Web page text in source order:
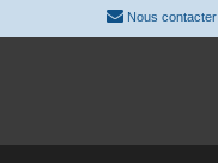
Nous contacter